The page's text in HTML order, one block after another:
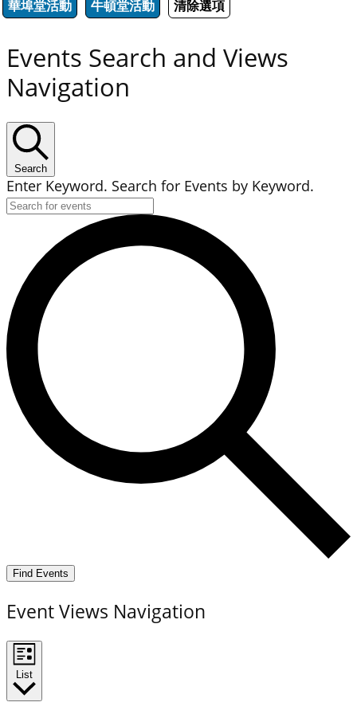
華埠堂活動 牛頓堂活動 清除選項
Events Search and Views
Navigation
Search
Enter Keyword. Search for Events by Keyword.
Find Events
Event Views Navigation
List